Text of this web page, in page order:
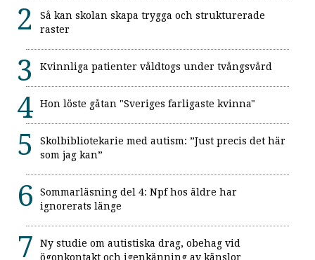
Så kan skolan skapa trygga och strukturerade
raster
Kvinnliga patienter våldtogs under tvångsvård
Hon löste gåtan "Sveriges farligaste kvinna"
Skolbibliotekarie med autism: ”Just precis det här
som jag kan”
Sommarläsning del 4: Npf hos äldre har
ignorerats länge
Ny studie om autistiska drag, obehag vid
ögonkontakt och igenkänning av känslor